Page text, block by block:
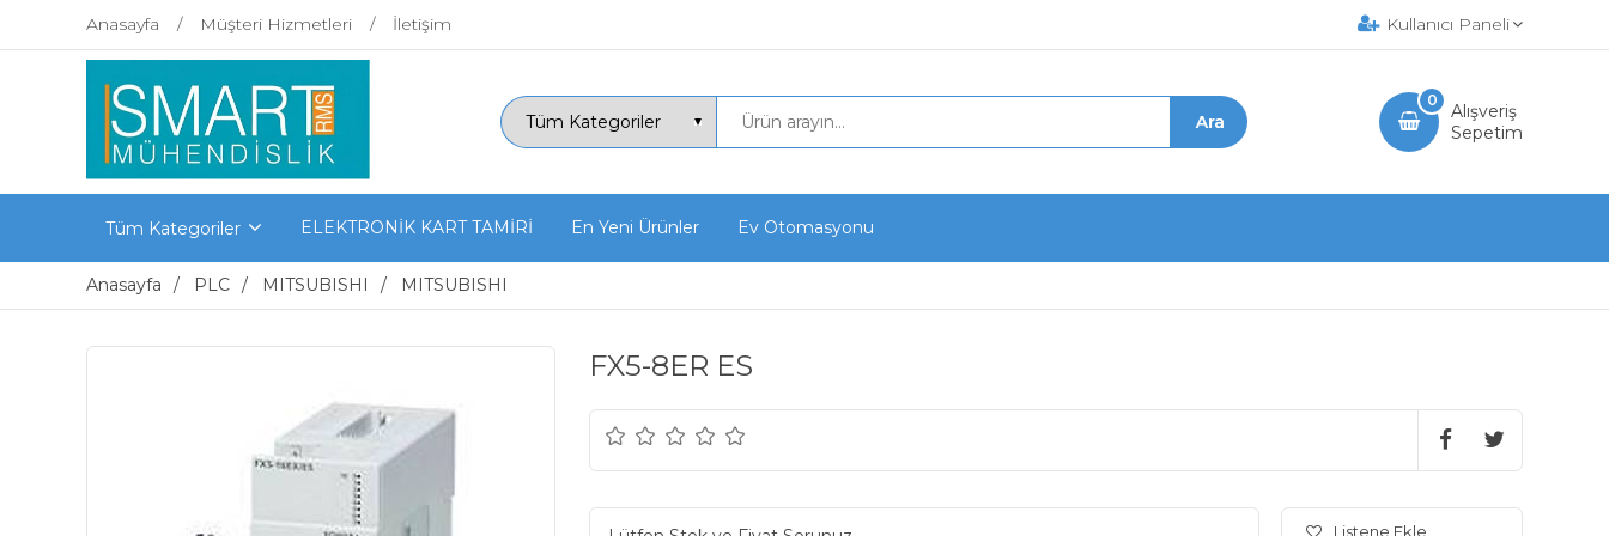
Anasayfa Müşteri Hizmetleri İletişim Kullanıcı Paneli
Alışveriş
Sepetim
0
Tüm Kategoriler ELEKTRONİK KART TAMİRİ En Yeni Ürünler Ev Otomasyonu
Anasayfa PLC MITSUBISHI MITSUBISHI
FX5-8ER ES
Listene Ekle